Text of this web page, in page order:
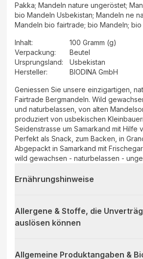
Pakka; Mandeln nature ungeröstet;
bio Mandeln Usbekistan; Mandeln ne
Mandeln bio fairtrade; bio Mandeln; bio
Inhalt:
100 Gramm (g)
Verpackung:
Beutel
Ursprungsland:
Usbekistan
Hersteller: BIODINA GmbH
Geniessen Sie unsere einzigartigen,
Fairtrade Bergmandeln. Wild
und naturbelassen, von alten
produziert von usbekischen
Seidenstrasse um Samarkand mit Hilfe
Perfekt als Snack, zum Backen, in
Abgepackt in Samarkand mit
wild gewachsen - naturbelassen -
Ernährungshinweise
Allergene & Stoffe, die
auslösen können
Allgemeine Produktangaben &